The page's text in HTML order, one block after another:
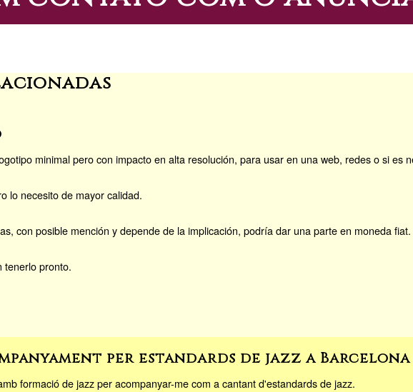
minimal pero con impacto en alta resolución, para usar en una web, redes o si es
lo necesito de mayor calidad.
con posible mención y depende de la implicación, podría dar una parte en moneda fiat.
tenerlo pronto.
per estandards de jazz a
formació de jazz per acompanyar-me com a cantant d'estandards de jazz.